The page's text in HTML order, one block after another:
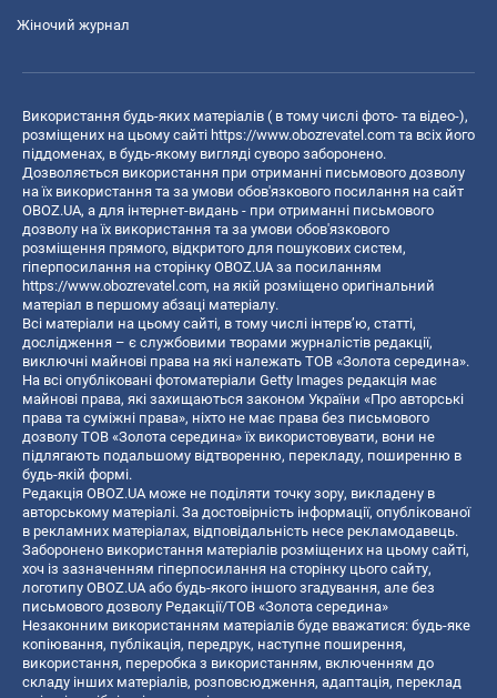
Жіночий журнал
Використання будь-яких матеріалів ( в тому числі фото- та відео-),
розміщених на цьому сайті https://www.obozrevatel.com та всіх його
піддоменах, в будь-якому вигляді суворо заборонено.
Дозволяється використання при отриманні письмового дозволу
на їх використання та за умови обов'язкового посилання на сайт
OBOZ.UA, а для інтернет-видань - при отриманні письмового
дозволу на їх використання та за умови обов'язкового
розміщення прямого, відкритого для пошукових систем,
гіперпосилання на сторінку OBOZ.UA за посиланням
https://www.obozrevatel.com, на якій розміщено оригінальний
матеріал в першому абзаці матеріалу.
Всі матеріали на цьому сайті, в тому числі інтерв’ю, статті,
дослідження – є службовими творами журналістів редакції,
виключні майнові права на які належать ТОВ «Золота середина».
На всі опубліковані фотоматеріали Getty Images редакція має
майнові права, які захищаються законом України «Про авторські
права та суміжні права», ніхто не має права без письмового
дозволу ТОВ «Золота середина» їх використовувати, вони не
підлягають подальшому відтворенню, перекладу, поширенню в
будь-якій формі.
Редакція OBOZ.UA може не поділяти точку зору, викладену в
авторському матеріалі. За достовірність інформації, опублікованої
в рекламних матеріалах, відповідальність несе рекламодавець.
Заборонено використання матеріалів розміщених на цьому сайті,
хоч із зазначенням гіперпосилання на сторінку цього сайту,
логотипу OBOZ.UA або будь-якого іншого згадування, але без
письмового дозволу Редакції/ТОВ «Золота середина»
Незаконним використанням матеріалів буде вважатися: будь-яке
копiювання, публiкацiя, передрук, наступне поширення,
використання, переробка з використанням, включенням до
складу інших матеріалів, розповсюдження, адаптація, переклад